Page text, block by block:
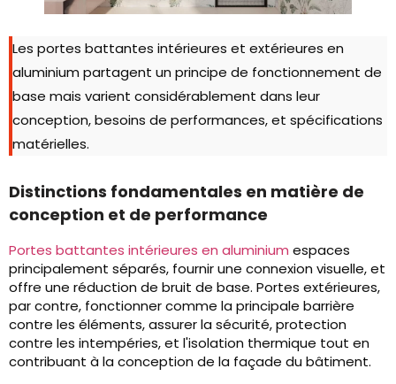
Les portes battantes intérieures et extérieures en
aluminium partagent un principe de fonctionnement de
base mais varient considérablement dans leur
conception, besoins de performances, et spécifications
matérielles.
Distinctions fondamentales en matière de
conception et de performance
Portes battantes intérieures en aluminium espaces
principalement séparés, fournir une connexion visuelle, et
offre une réduction de bruit de base. Portes extérieures,
par contre, fonctionner comme la principale barrière
contre les éléments, assurer la sécurité, protection
contre les intempéries, et l'isolation thermique tout en
contribuant à la conception de la façade du bâtiment.